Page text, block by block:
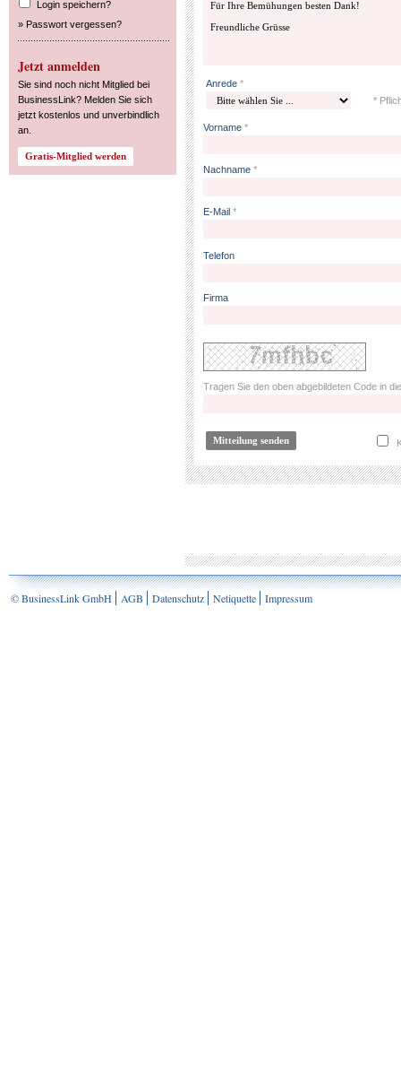
Login speichern?
» Passwort vergessen?
Jetzt anmelden
Sie sind noch nicht Mitglied bei
BusinessLink? Melden Sie sich
jetzt kostenlos und unverbindlich
an.
Anrede *
*
Vorname *
Nachname *
E-Mail *
Telefon
Firma
Tragen Sie den oben abgebildeten Code in
© BusinessLink GmbH AGB Datenschutz Netiquette Impressum